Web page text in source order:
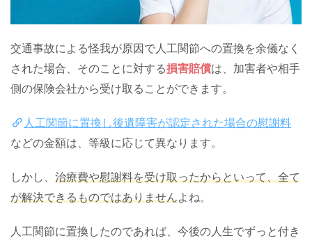
交通事故による怪我が原因で人工関節への置換を余儀なく
された場合、そのことに対する損害賠償は、加害者や相手
側の保険会社から受け取ることができます。
人工関節に置換し後遺障害が認定された場合の慰謝料
などの金額は、等級に応じて異なります。
しかし、 治療費や慰謝料を受け取ったからといって、全て
が解決できるものではありませんよね。
人工関節に置換したのであれば、今後の人生でずっと付き